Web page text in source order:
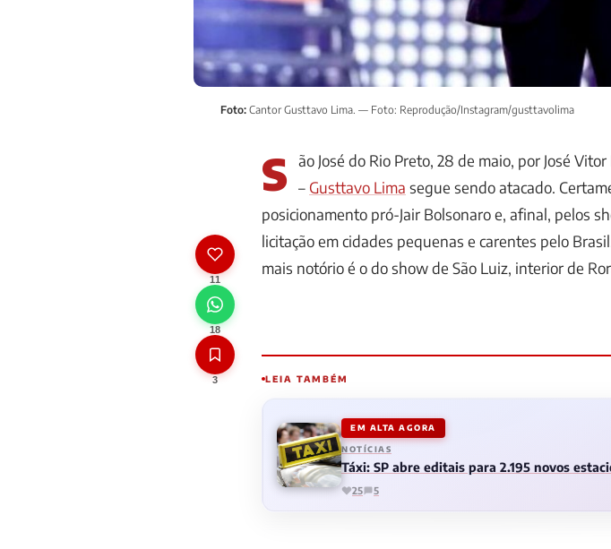
Foto: Cantor Gusttavo Lima. — Foto: Reprodução/Instagram/gusttavolima
11
18
3
S ão José do Rio Preto, 28 de maio, por José
– Gusttavo Lima segue sendo atacado.
posicionamento pró-Jair Bolsonaro e, afinal, pelos
licitação em cidades pequenas e carentes pelo
mais notório é o do show de São Luiz, interior de
LEIA TAMBÉM
EM ALTA AGORA
NOTÍCIAS
Táxi: SP abre editais para 2.195 novos
25 5